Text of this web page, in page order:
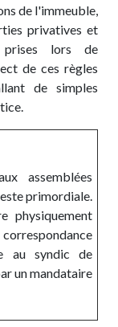
de l'immeuble,
privatives et
prises lors de
de ces règles
de simples
assemblées
primordiale.
physiquement
au syndic de
un mandataire